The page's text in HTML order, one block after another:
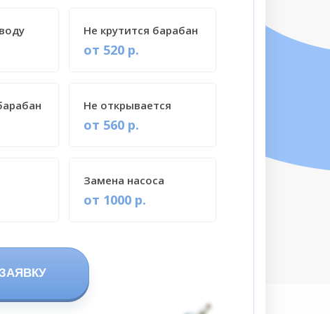
от 520 р.
Не крутится барабан
от 560 р.
Не открывается
от 1000 р.
Замена насоса